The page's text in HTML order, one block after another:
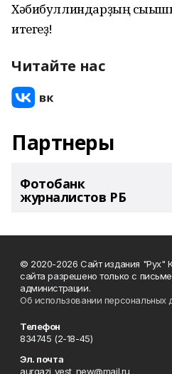
Хәбибуллиндарҙың
итегеҙ!
Читайте нас
Партнеры
Фотобанк
журналистов РБ
© 2020-2026 Сайт издания "Рух"
сайта разрешено только с
администрации.
Об использовании персональных
Телефон
834745 (2-18-45)
Эл. почта
aurgazi_vest_new@mail.ru